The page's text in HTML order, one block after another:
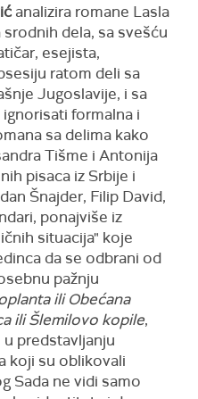
analizira romane Lasla
dela, sa svešću
esejista,
ratom deli sa
Jugoslavije, i sa
formalna i
sa delima kako
Tišme i Antonija
pisaca iz Srbije i
Šnajder, Filip David,
ponajviše iz
situacija" koje
da se odbrani od
pažnju
ili Obećana
ili Šlemilovo kopile,
u predstavljanju
koji su oblikovali
Sada ne vidi samo